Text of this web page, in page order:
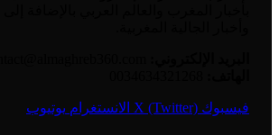
فيسبوك X (Twitter) الانستغرام يوتيوب